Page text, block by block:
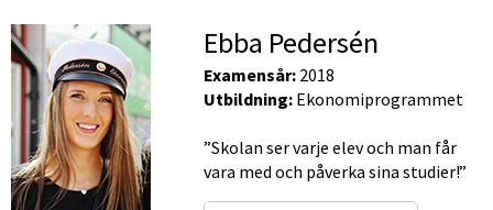
Ebba Pedersén
Examensår: 2018
Utbildning: Ekonomiprogrammet
”Skolan ser varje elev och man får
vara med och påverka sina studier!”